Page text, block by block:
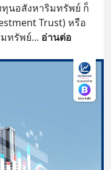
ทุนอสังหาริมทรัพย์ ก็
Trust) หรือ
ทรัพย์... อ่านต่อ